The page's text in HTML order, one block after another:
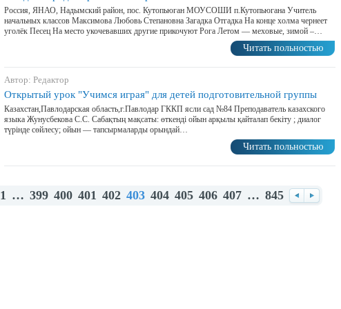
Россия, ЯНАО, Надымский район, пос. Кутопьюган МОУСОШИ п.Кутопьюгана Учитель
начальных классов Максимова Любовь Степановна Загадка Отгадка На конце холма чернеет
уголёк Песец На место укочевавших другие прикочуют Рога Летом — меховые, зимой –…
Читать польностью
Автор: Редактор
Открытый урок "Учимся играя" для детей подготовительной группы
Казахстан,Павлодарская область,г.Павлодар ГККП ясли сад №84 Преподаватель казахского
языка Жунусбекова С.С. Сабақтың мақсаты: өткенді ойын арқылы қайталап бекіту ; диалог
түрінде сөйлесу; ойын — тапсырмаларды орындай…
Читать польностью
1 … 399 400 401 402 403 404 405 406 407 … 845